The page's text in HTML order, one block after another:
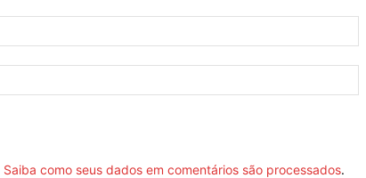
Saiba como seus dados em comentários são processados.